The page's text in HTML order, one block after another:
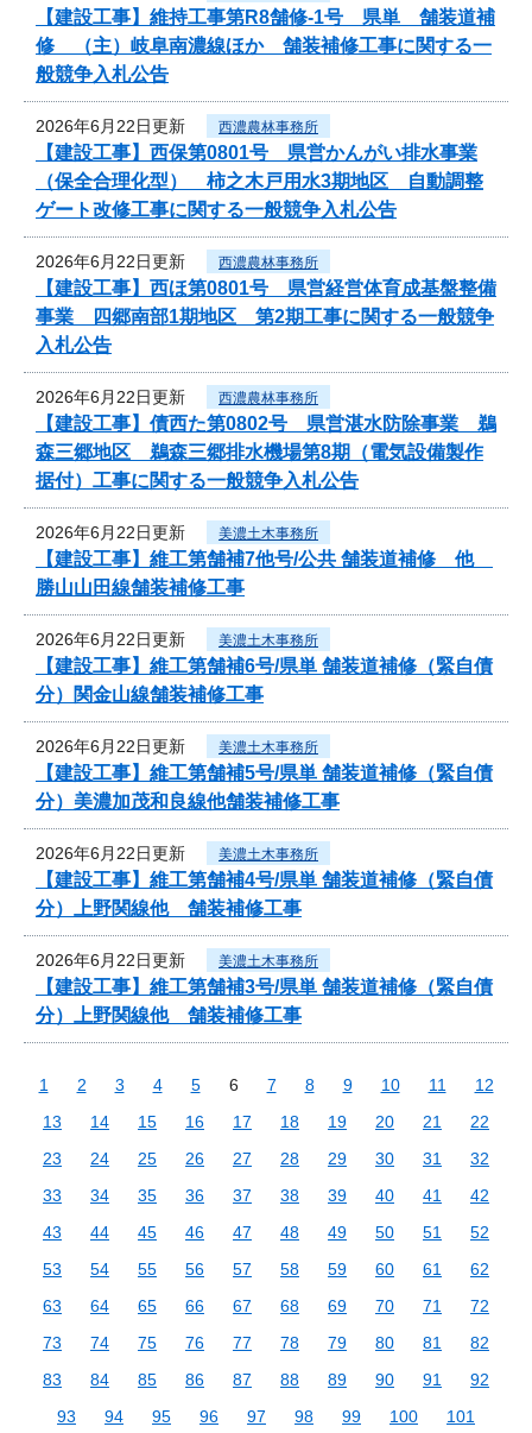
【建設工事】維持工事第R8舗修-1号 県単 舗装道補
修 （主）岐阜南濃線ほか 舗装補修工事に関する一
般競争入札公告
2026年6月22日更新 西濃農林事務所
【建設工事】西保第0801号 県営かんがい排水事業
（保全合理化型） 柿之木戸用水3期地区 自動調整
ゲート改修工事に関する一般競争入札公告
2026年6月22日更新 西濃農林事務所
【建設工事】西ほ第0801号 県営経営体育成基盤整備
事業 四郷南部1期地区 第2期工事に関する一般競争
入札公告
2026年6月22日更新 西濃農林事務所
【建設工事】債西た第0802号 県営湛水防除事業 鵜
森三郷地区 鵜森三郷排水機場第8期（電気設備製作
据付）工事に関する一般競争入札公告
2026年6月22日更新 美濃土木事務所
【建設工事】維工第舗補7他号/公共 舗装道補修 他
勝山山田線舗装補修工事
2026年6月22日更新 美濃土木事務所
【建設工事】維工第舗補6号/県単 舗装道補修（緊自債
分）関金山線舗装補修工事
2026年6月22日更新 美濃土木事務所
【建設工事】維工第舗補5号/県単 舗装道補修（緊自債
分）美濃加茂和良線他舗装補修工事
2026年6月22日更新 美濃土木事務所
【建設工事】維工第舗補4号/県単 舗装道補修（緊自債
分）上野関線他 舗装補修工事
2026年6月22日更新 美濃土木事務所
【建設工事】維工第舗補3号/県単 舗装道補修（緊自債
分）上野関線他 舗装補修工事
1 2 3 4 5 6 7 8 9 10 11
12
13
14 15 16 17 18 19 20 21
22
23
24 25 26 27 28 29 30 31
32
33
34 35 36 37 38 39 40 41
42
43
44 45 46 47 48 49 50 51
52
53
54 55 56 57 58 59 60 61
62
63
64 65 66 67 68 69 70 71
72
73
74 75 76 77 78 79 80 81
82
83
84 85 86 87 88 89 90 91
92
93
94 95 96 97 98 99 100
101